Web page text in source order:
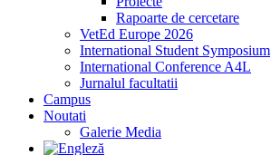
Rapoarte de cercetare
VetEd Europe 2026
International Student Symposium
International Conference A4L
Jurnalul facultatii
Campus
Noutati
Galerie Media